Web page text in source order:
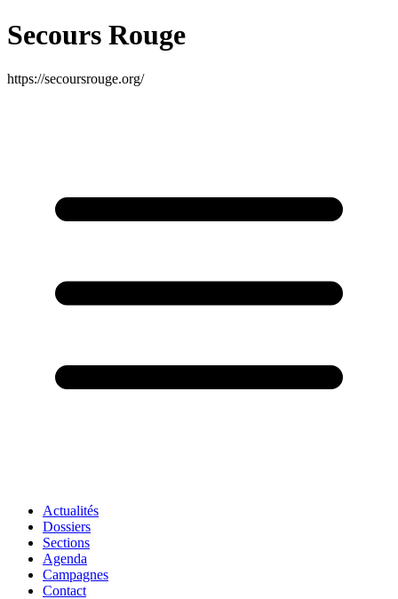
Secours Rouge
https://secoursrouge.org/
Actualités
Dossiers
Sections
Agenda
Campagnes
Contact